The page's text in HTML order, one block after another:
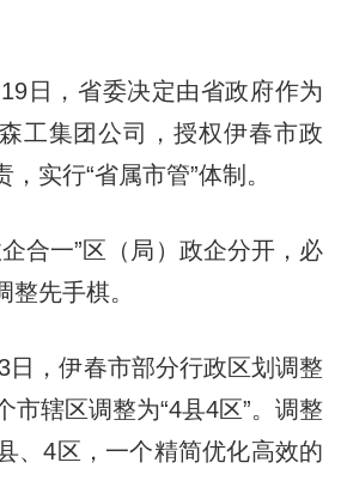
，省委决定由省政府作为
工集团公司，授权伊春市政
实行“省属市管”体制。
一”区（局）政企分开，必
先手棋。
，伊春市部分行政区划调整
市辖区调整为“4县4区”。调整
、4区，一个精简优化高效的